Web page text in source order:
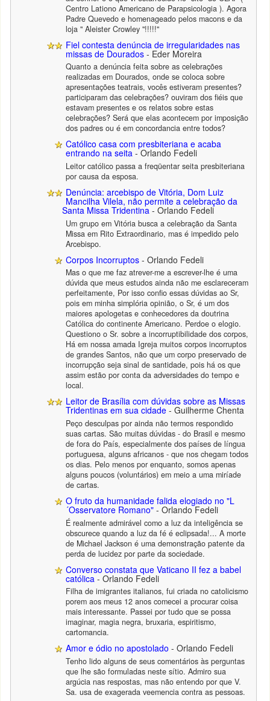
Centro Lationo Americano de Parapsicologia ). Agora
Padre Quevedo e homenageado pelos macons e da
loja " Aleister Crowley "!!!!!"
Fiel contesta denúncia de irregularidades nas
missas de Dourados - Eder Moreira
Quanto a denúncia feita sobre as celebrações
realizadas em Dourados, onde se coloca sobre
apresentações teatrais, vocês estiveram presentes?
participaram das celebrações? ouviram dos fiéis que
estavam presentes e os relatos sobre estas
celebrações? Será que elas acontecem por imposição
dos padres ou é em concordancia entre todos?
Católico casa com presbiteriana e acaba
entrando na seita - Orlando Fedeli
Leitor católico passa a freqüentar seita presbiteriana
por causa da esposa.
Denúncia: arcebispo de Vitória, Dom Luiz
Mancilha Vilela, não permite a celebração da
Santa Missa Tridentina - Orlando Fedeli
Um grupo em Vitória busca a celebração da Santa
Missa em Rito Extraordinario, mas é impedido pelo
Arcebispo.
Corpos Incorruptos - Orlando Fedeli
Mas o que me faz atrever-me a escrever-lhe é uma
dúvida que meus estudos ainda não me esclareceram
perfeitamente, Por isso confio essas dúvidas ao Sr,
pois em minha simplória opinião, o Sr, é um dos
maiores apologetas e conhecedores da doutrina
Católica do continente Americano. Perdoe o elogio.
Questiono o Sr. sobre a incorruptibilidade dos corpos,
Há em nossa amada Igreja muitos corpos incorruptos
de grandes Santos, não que um corpo preservado de
incorrupção seja sinal de santidade, pois há os que
assim estão por conta da adversidades do tempo e
local.
Leitor de Brasília com dúvidas sobre as Missas
Tridentinas em sua cidade - Guilherme Chenta
Peço desculpas por ainda não termos respondido
suas cartas. São muitas dúvidas - do Brasil e mesmo
de fora do País, especialmente dos países de língua
portuguesa, alguns africanos - que nos chegam todos
os dias. Pelo menos por enquanto, somos apenas
alguns poucos (voluntários) em meio a uma miríade
de cartas.
O fruto da humanidade falida elogiado no "L
´Osservatore Romano" - Orlando Fedeli
É realmente admirável como a luz da inteligência se
obscurece quando a luz da fé é eclipsada!... A morte
de Michael Jackson é uma demonstração patente da
perda de lucidez por parte da sociedade.
Converso constata que Vaticano II fez a babel
católica - Orlando Fedeli
Filha de imigrantes italianos, fui criada no catolicismo
porem aos meus 12 anos comecei a procurar coisa
mais interessante. Passei por tudo que se possa
imaginar, magia negra, bruxaria, espiritismo,
cartomancia.
Amor e ódio no apostolado - Orlando Fedeli
Tenho lido alguns de seus comentários às perguntas
que lhe são formuladas neste sítio. Admiro sua
argúcia nas respostas, mas não entendo por que V.
Sa. usa de exagerada veemencia contra as pessoas.